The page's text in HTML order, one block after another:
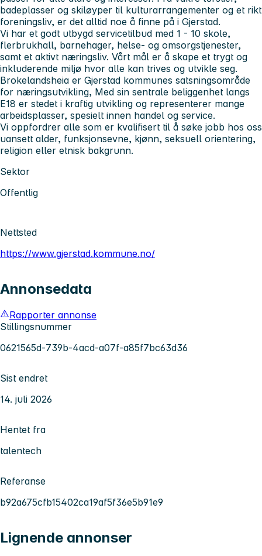
badeplasser og skiløyper til kulturarrangementer og et rikt
foreningsliv, er det alltid noe å finne på i Gjerstad.
Vi har et godt utbygd servicetilbud med 1 - 10 skole,
flerbrukhall, barnehager, helse- og omsorgstjenester,
samt et aktivt næringsliv. Vårt mål er å skape et trygt og
inkluderende miljø hvor alle kan trives og utvikle seg.
Brokelandsheia er Gjerstad kommunes satsningsområde
for næringsutvikling, Med sin sentrale beliggenhet langs
E18 er stedet i kraftig utvikling og representerer mange
arbeidsplasser, spesielt innen handel og service.
Vi oppfordrer alle som er kvalifisert til å søke jobb hos oss
uansett alder, funksjonsevne, kjønn, seksuell orientering,
religion eller etnisk bakgrunn.
Sektor
Offentlig
Nettsted
https://www.gjerstad.kommune.no/
Annonsedata
Rapporter annonse
Stillingsnummer
0621565d-739b-4acd-a07f-a85f7bc63d36
Sist endret
14. juli 2026
Hentet fra
talentech
Referanse
b92a675cfb15402ca19af5f36e5b91e9
Lignende annonser